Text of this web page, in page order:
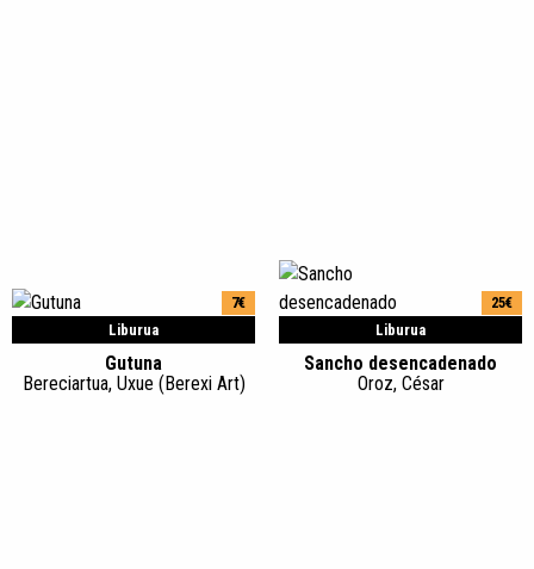
Liburua
7€
Gutuna
Bereciartua, Uxue (Berexi Art)
Liburua
25€
Sancho desencadenado
Oroz, César